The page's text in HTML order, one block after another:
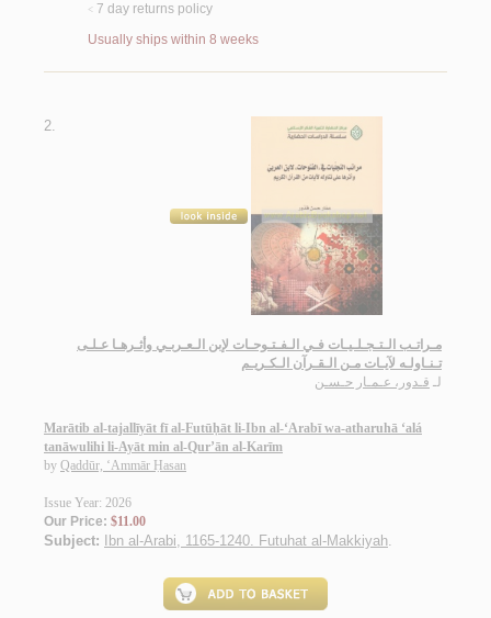
< 7 day returns policy
Usually ships within 8 weeks
2.
مـراتـب الـتـجـلـيـات فـي الـفـتـوحـات لإبن الـعـربـي وأثـرهـا عـلـى
تـنـاولـه لآيـات مـن الـقـرآن الـكـريـم
لـ قـدور، عـمـار حـسـن
Marātib al-tajallīyāt fī al-Futūḥāt li-Ibn al-‘Arabī wa-atharuhā ‘alá
tanāwulihi li-Ayāt min al-Qur’ān al-Karīm
by Qaddūr, ‘Ammār Ḥasan
Issue Year: 2026
Our Price: $11.00
Subject: Ibn al-Arabi, 1165-1240. Futuhat al-Makkiyah.